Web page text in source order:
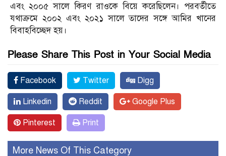
এবং ২০০৫ সালে কিরণ রাওকে বিয়ে করেছিলেন। পরবর্তীতে
যথাক্রমে ২০০২ এবং ২০২১ সালে তাদের সঙ্গে আমির খানের
বিবাহবিচ্ছেদ হয়।
Please Share This Post in Your Social Media
Facebook Twitter Digg
Linkedin Reddit Google Plus
Pinterest Print
More News Of This Category